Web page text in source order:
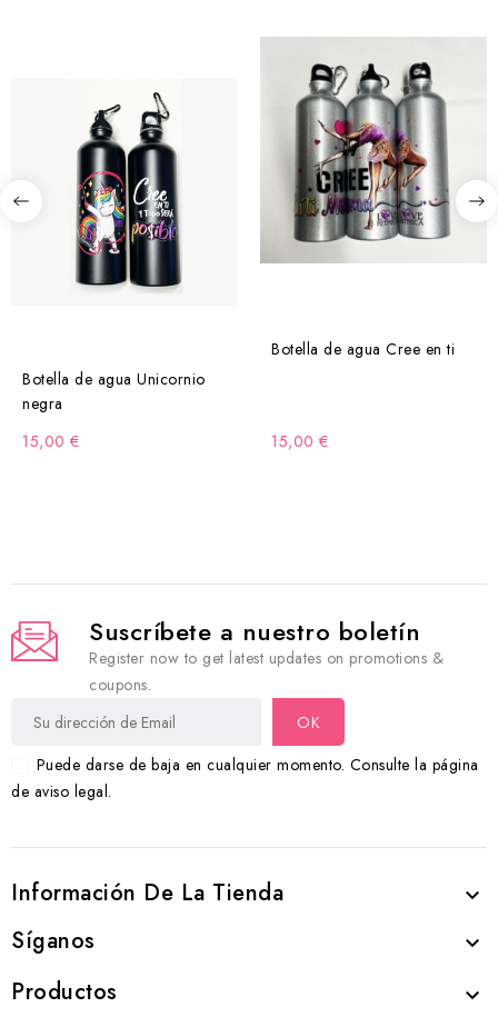
Botella de agua Unicornio
negra
15,00 €
Botella de agua Cree en ti
15,00 €
Suscríbete a nuestro boletín
Register now to get latest updates on promotions &
coupons.
Puede darse de baja en cualquier momento. Consulte la página
de aviso legal.
Información De La Tienda 
Síganos 
Productos 